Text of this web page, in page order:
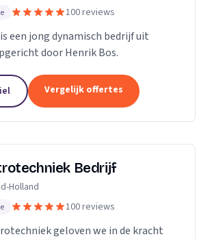
100 reviews
een jong dynamisch bedrijf uit
door Henrik Bos.
Vergelijk offertes
Bedrijf
Holland
100 reviews
geloven we in de kracht